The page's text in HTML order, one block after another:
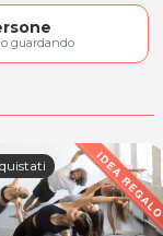
guardando